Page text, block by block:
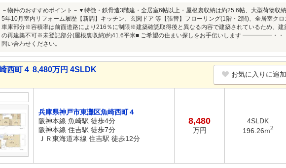
－物件のおすすめポイント－▼特徴・鉄骨造3階建・全居室6帖以上・屋根裏収納は約25.6帖、大型荷物収
5年10月室内リフォーム履歴【新調】キッチン、玄関ドア 等【張替】フローリング(1階・2階)、全居室ク
車庫部分※容積率は前面道路により216％に制限※建築確認取得後と異なる内容で建築されているため、建
の再建築不可※未登記部分(屋根裏収納)約41.6平米■ ご希望の住まい探しをお手伝いします ━━━━━・・
問い合わせください。
西町４ 8,480万円 4SLDK
お気に入りに追加
兵庫県神戸市東灘区魚崎西町４
阪神本線 魚崎駅 徒歩4分
阪神本線 住吉駅 徒歩7分
ＪＲ東海道本線 住吉駅 徒歩12分
8,480
万円
4SLDK
196.26m2